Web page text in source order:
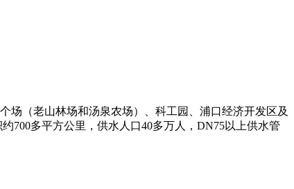
场（老山林场和汤泉农场）、科工园、浦口经济开发区及
700多平方公里，供水人口40多万人，DN75以上供水管